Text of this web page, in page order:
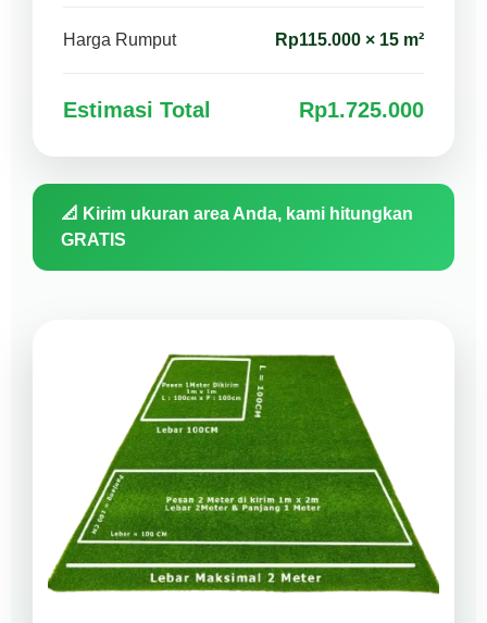
Harga Rumput Rp115.000 × 15 m²
Estimasi Total Rp1.725.000
📐 Kirim ukuran area Anda, kami hitungkan
GRATIS